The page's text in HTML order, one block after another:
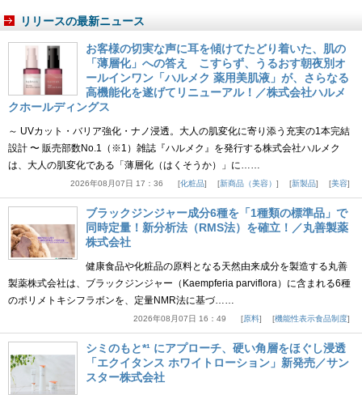
リリースの最新ニュース
お客様の切実な声に耳を傾けてたどり着いた、肌の
「薄層化」への答え こすらず、うるおす朝夜別オ
ールインワン「ハルメク 薬用美肌液」が、さらなる
高機能化を遂げてリニューアル！／株式会社ハルメ
クホールディングス
～ UVカット・バリア強化・ナノ浸透。大人の肌変化に寄り添う充実の1本完結
設計 〜 販売部数No.1（※1）雑誌『ハルメク』を発行する株式会社ハルメク
は、大人の肌変化である「薄層化（はくそうか）」に……
2026年08月07日 17：36 化粧品 新商品（美容） 新製品 美容
ブラックジンジャー成分6種を「1種類の標準品」で
同時定量！新分析法（RMS法）を確立！／丸善製薬
株式会社
健康食品や化粧品の原料となる天然由来成分を製造する丸善
製薬株式会社は、ブラックジンジャー（Kaempferia parviflora）に含まれる6種
のポリメトキシフラボンを、定量NMR法に基づ……
2026年08月07日 16：49 原料 機能性表示食品制度
シミのもと*¹ にアプローチ、硬い角層をほぐし浸透
「エクイタンス ホワイトローション」新発売／サン
スター株式会社